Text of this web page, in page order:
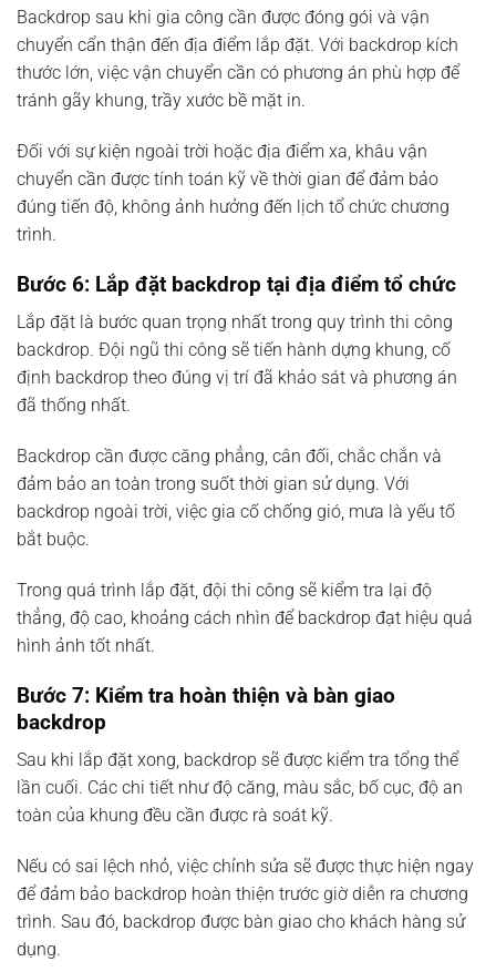
Backdrop sau khi gia công cần được đóng gói và vận
chuyển cẩn thận đến địa điểm lắp đặt. Với backdrop kích
thước lớn, việc vận chuyển cần có phương án phù hợp để
tránh gãy khung, trầy xước bề mặt in.
Đối với sự kiện ngoài trời hoặc địa điểm xa, khâu vận
chuyển cần được tính toán kỹ về thời gian để đảm bảo
đúng tiến độ, không ảnh hưởng đến lịch tổ chức chương
trình.
Bước 6: Lắp đặt backdrop tại địa điểm tổ chức
Lắp đặt là bước quan trọng nhất trong quy trình thi công
backdrop. Đội ngũ thi công sẽ tiến hành dựng khung, cố
định backdrop theo đúng vị trí đã khảo sát và phương án
đã thống nhất.
Backdrop cần được căng phẳng, cân đối, chắc chắn và
đảm bảo an toàn trong suốt thời gian sử dụng. Với
backdrop ngoài trời, việc gia cố chống gió, mưa là yếu tố
bắt buộc.
Trong quá trình lắp đặt, đội thi công sẽ kiểm tra lại độ
thẳng, độ cao, khoảng cách nhìn để backdrop đạt hiệu quả
hình ảnh tốt nhất.
Bước 7: Kiểm tra hoàn thiện và bàn giao
backdrop
Sau khi lắp đặt xong, backdrop sẽ được kiểm tra tổng thể
lần cuối. Các chi tiết như độ căng, màu sắc, bố cục, độ an
toàn của khung đều cần được rà soát kỹ.
Nếu có sai lệch nhỏ, việc chỉnh sửa sẽ được thực hiện ngay
để đảm bảo backdrop hoàn thiện trước giờ diễn ra chương
trình. Sau đó, backdrop được bàn giao cho khách hàng sử
dụng.